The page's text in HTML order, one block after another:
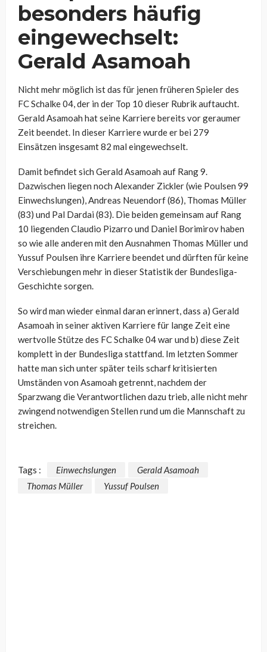
besonders häufig
eingewechselt:
Gerald Asamoah
Nicht mehr möglich ist das für jenen früheren Spieler des
FC Schalke 04, der in der Top 10 dieser Rubrik auftaucht.
Gerald Asamoah hat seine Karriere bereits vor geraumer
Zeit beendet. In dieser Karriere wurde er bei 279
Einsätzen insgesamt 82 mal eingewechselt.
Damit befindet sich Gerald Asamoah auf Rang 9.
Dazwischen liegen noch Alexander Zickler (wie Poulsen 99
Einwechslungen), Andreas Neuendorf (86), Thomas Müller
(83) und Pal Dardai (83). Die beiden gemeinsam auf Rang
10 liegenden Claudio Pizarro und Daniel Borimirov haben
so wie alle anderen mit den Ausnahmen Thomas Müller und
Yussuf Poulsen ihre Karriere beendet und dürften für keine
Verschiebungen mehr in dieser Statistik der Bundesliga-
Geschichte sorgen.
So wird man wieder einmal daran erinnert, dass a) Gerald
Asamoah in seiner aktiven Karriere für lange Zeit eine
wertvolle Stütze des FC Schalke 04 war und b) diese Zeit
komplett in der Bundesliga stattfand. Im letzten Sommer
hatte man sich unter später teils scharf kritisierten
Umständen von Asamoah getrennt, nachdem der
Sparzwang die Verantwortlichen dazu trieb, alle nicht mehr
zwingend notwendigen Stellen rund um die Mannschaft zu
streichen.
Tags : Einwechslungen
Gerald Asamoah
Thomas Müller
Yussuf Poulsen